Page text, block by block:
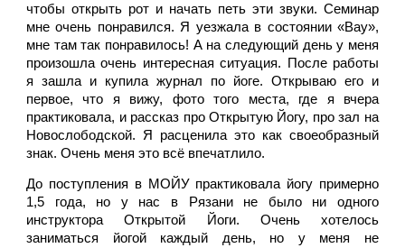
чтобы открыть рот и начать петь эти звуки. Семинар
мне очень понравился. Я уезжала в состоянии «Вау»,
мне там так понравилось! А на следующий день у меня
произошла очень интересная ситуация. После работы
я зашла и купила журнал по йоге. Открываю его и
первое, что я вижу, фото того места, где я вчера
практиковала, и рассказ про Открытую Йогу, про зал на
Новослободской. Я расценила это как своеобразный
знак. Очень меня это всё впечатлило.
До поступления в МОЙУ практиковала йогу примерно
1,5 года, но у нас в Рязани не было ни одного
инструктора Открытой Йоги. Очень хотелось
заниматься йогой каждый день, но у меня не